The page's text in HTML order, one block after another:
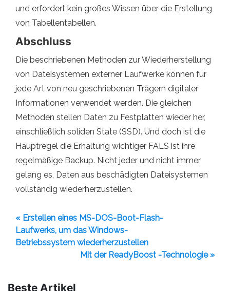
und erfordert kein großes Wissen über die Erstellung
von Tabellentabellen.
Abschluss
Die beschriebenen Methoden zur Wiederherstellung
von Dateisystemen externer Laufwerke können für
jede Art von neu geschriebenen Trägern digitaler
Informationen verwendet werden. Die gleichen
Methoden stellen Daten zu Festplatten wieder her,
einschließlich soliden State (SSD). Und doch ist die
Hauptregel die Erhaltung wichtiger FALS ist ihre
regelmäßige Backup. Nicht jeder und nicht immer
gelang es, Daten aus beschädigten Dateisystemen
vollständig wiederherzustellen.
« Erstellen eines MS-DOS-Boot-Flash-
Laufwerks, um das Windows-
Betriebssystem wiederherzustellen
Mit der ReadyBoost -Technologie »
Beste Artikel